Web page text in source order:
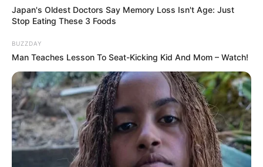
Fail! 10 Potret Makanan Gagal
Dimasak yang Bikin Kamu
Nggak Selera
Japan's Oldest Doctors Say Memory Loss Isn't Age: Just
Stop Eating These 3 Foods
BUZZDAY
Man Teaches Lesson To Seat-Kicking Kid And Mom – Watch!